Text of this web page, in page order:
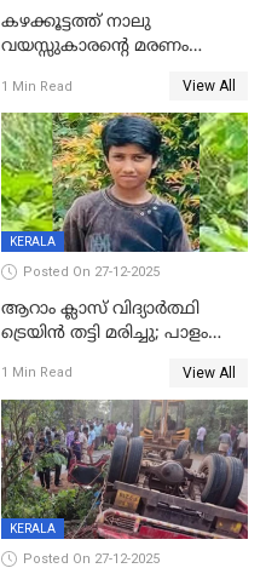
കഴക്കൂട്ടത്ത് നാലു
വയസ്സുകാരന്റെ മരണം
സുഹൃത്തും പൊലീസ്
കസ്റ്റഡിയിൽ
1 Min Read View All
KERALA
Posted On 27-12-2025
ആറാം ക്ലാസ് വിദ്യാർത്ഥി
ട്രെയിൻ തട്ടി മരിച്ചു; പാളം
അപകടം മലപ്പുറത്ത്
1 Min Read View All
KERALA
Posted On 27-12-2025